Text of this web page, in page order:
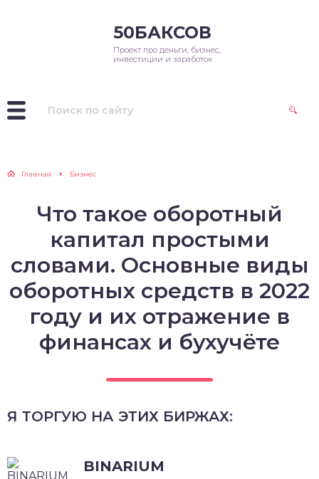
50БАКСОВ
Проект про деньги, бизнес,
инвестиции и заработок
Главная Бизнес
Что такое оборотный
капитал простыми
словами. Основные виды
оборотных средств в 2022
году и их отражение в
финансах и бухучёте
Я ТОРГУЮ НА ЭТИХ БИРЖАХ:
BINARIUM